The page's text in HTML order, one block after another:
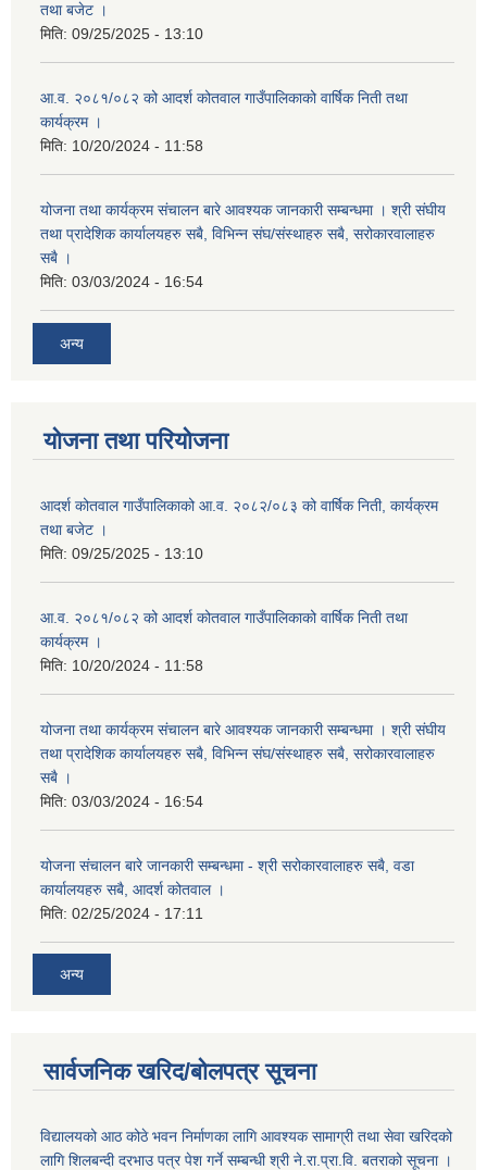
तथा बजेट ।
मिति: 09/25/2025 - 13:10
आ.व. २०८१/०८२ को आदर्श कोतवाल गाउँपालिकाको वार्षिक निती तथा
कार्यक्रम ।
मिति: 10/20/2024 - 11:58
योजना तथा कार्यक्रम संचालन बारे आवश्यक जानकारी सम्बन्धमा । श्री संघीय
तथा प्रादेशिक कार्यालयहरु सबै, विभिन्‍न संघ/संस्थाहरु सबै, सरोकारवालाहरु
सबै ।
मिति: 03/03/2024 - 16:54
अन्य
योजना तथा परियोजना
आदर्श कोतवाल गाउँपालिकाको आ.व. २०८२/०८३ को वार्षिक निती, कार्यक्रम
तथा बजेट ।
मिति: 09/25/2025 - 13:10
आ.व. २०८१/०८२ को आदर्श कोतवाल गाउँपालिकाको वार्षिक निती तथा
कार्यक्रम ।
मिति: 10/20/2024 - 11:58
योजना तथा कार्यक्रम संचालन बारे आवश्यक जानकारी सम्बन्धमा । श्री संघीय
तथा प्रादेशिक कार्यालयहरु सबै, विभिन्‍न संघ/संस्थाहरु सबै, सरोकारवालाहरु
सबै ।
मिति: 03/03/2024 - 16:54
योजना संचालन बारे जानकारी सम्बन्धमा - श्री सरोकारवालाहरु सबै, वडा
कार्यालयहरु सबै, आदर्श कोतवाल ।
मिति: 02/25/2024 - 17:11
अन्य
सार्वजनिक खरिद/बोलपत्र सूचना
विद्यालयको आठ कोठे भवन निर्माणका लागि आवश्यक सामाग्री तथा सेवा खरिदको
लागि शिलबन्दी दरभाउ पत्र पेश गर्ने सम्बन्धी श्री ने.रा.प्रा.वि. बतराको सूचना ।